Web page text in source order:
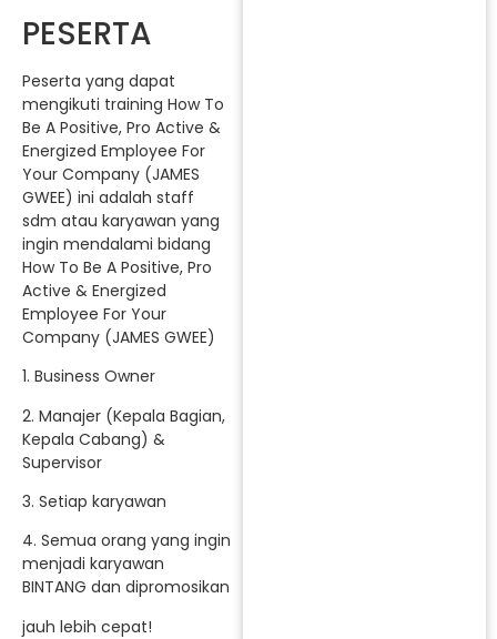
PESERTA
Peserta yang dapat
mengikuti training How To
Be A Positive, Pro Active &
Energized Employee For
Your Company (JAMES
GWEE) ini adalah staff
sdm atau karyawan yang
ingin mendalami bidang
How To Be A Positive, Pro
Active & Energized
Employee For Your
Company (JAMES GWEE)
1. Business Owner
2. Manajer (Kepala Bagian,
Kepala Cabang) &
Supervisor
3. Setiap karyawan
4. Semua orang yang ingin
menjadi karyawan
BINTANG dan dipromosikan
jauh lebih cepat!